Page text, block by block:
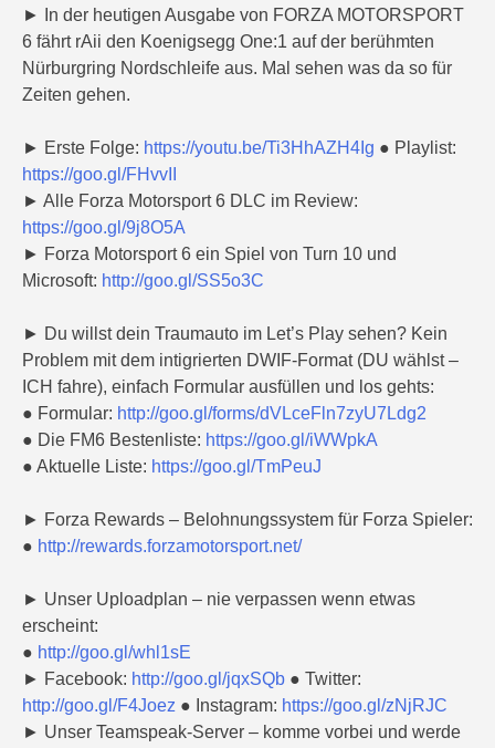
► In der heutigen Ausgabe von FORZA MOTORSPORT
6 fährt rAii den Koenigsegg One:1 auf der berühmten
Nürburgring Nordschleife aus. Mal sehen was da so für
Zeiten gehen.
► Erste Folge: https://youtu.be/Ti3HhAZH4Ig ● Playlist:
https://goo.gl/FHvvII
► Alle Forza Motorsport 6 DLC im Review:
https://goo.gl/9j8O5A
► Forza Motorsport 6 ein Spiel von Turn 10 und
Microsoft: http://goo.gl/SS5o3C
► Du willst dein Traumauto im Let’s Play sehen? Kein
Problem mit dem intigrierten DWIF-Format (DU wählst –
ICH fahre), einfach Formular ausfüllen und los gehts:
● Formular: http://goo.gl/forms/dVLceFln7zyU7Ldg2
● Die FM6 Bestenliste: https://goo.gl/iWWpkA
● Aktuelle Liste: https://goo.gl/TmPeuJ
► Forza Rewards – Belohnungssystem für Forza Spieler:
● http://rewards.forzamotorsport.net/
► Unser Uploadplan – nie verpassen wenn etwas
erscheint:
● http://goo.gl/whl1sE
► Facebook: http://goo.gl/jqxSQb ● Twitter:
http://goo.gl/F4Joez ● Instagram: https://goo.gl/zNjRJC
► Unser Teamspeak-Server – komme vorbei und werde